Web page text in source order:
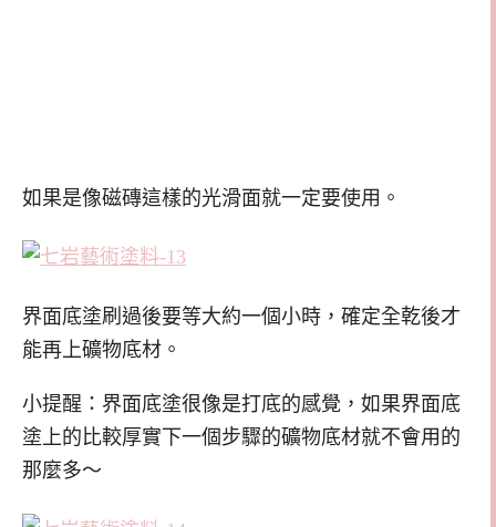
如果是像磁磚這樣的光滑面就一定要使用。
界面底塗刷過後要等大約一個小時，確定全乾後才
能再上礦物底材。
小提醒：界面底塗很像是打底的感覺，如果界面底
塗上的比較厚實下一個步驟的礦物底材就不會用的
那麼多～